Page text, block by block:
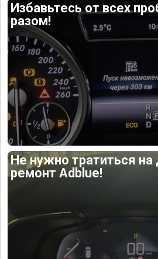
Избавьтесь от всех
разом!
Не нужно тратиться на
ремонт Adblue!